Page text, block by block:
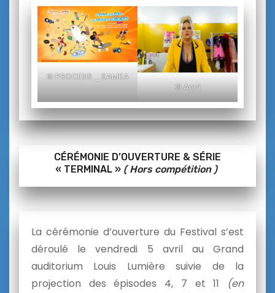
© PROCIDIS _ SAMKA
© Anni
CÉRÉMONIE D’OUVERTURE & SÉRIE
« TERMINAL » ( Hors compétition )
La cérémonie d’ouverture du Festival s’est
déroulé le vendredi 5 avril au Grand
auditorium Louis Lumière suivie de la
projection des épisodes 4, 7 et 11 (en